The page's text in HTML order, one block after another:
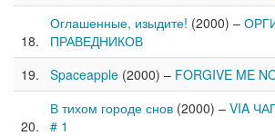
Оглашенные, изыдите! (2000) –
ПРАВЕДНИКОВ
Spaceapple (2000) – FORGIVE ME
В тихом городе снов (2000) – VIA
# 1